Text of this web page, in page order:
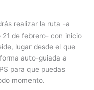
realizar la ruta -a
de febrero- con inicio
lugar desde el que
auto-guiada a
para que puedas
momento.